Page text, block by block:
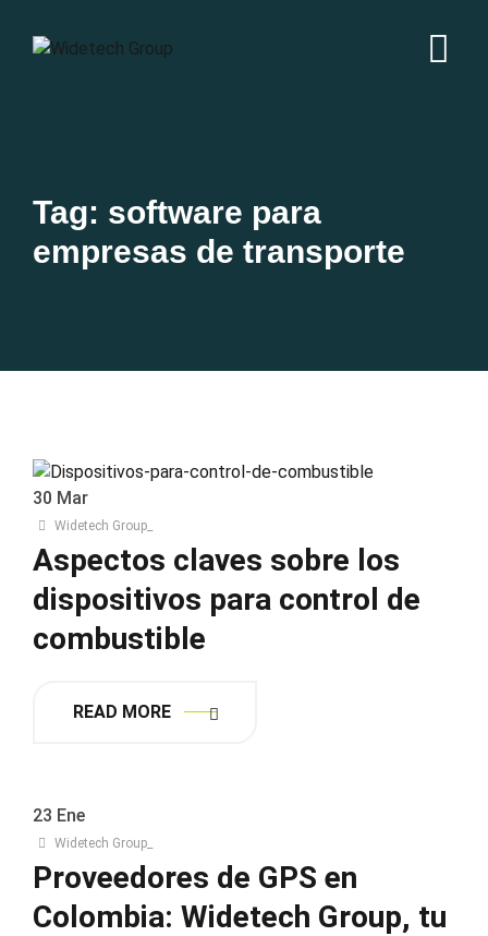
Tag: software para
empresas de transporte
30 Mar
Widetech Group_
Aspectos claves sobre los
dispositivos para control de
combustible
READ MORE
23 Ene
Widetech Group_
Proveedores de GPS en
Colombia: Widetech Group, tu